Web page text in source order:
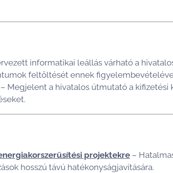
informatikai leállás várható a
feltöltését ennek
– Megjelent a hivatalos útmutató a kifizetési
projektekre –
hosszú távú hatékonyságjavítására.